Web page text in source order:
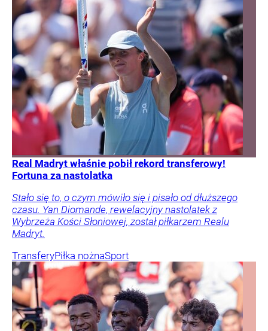
Real Madryt właśnie pobił rekord transferowy!
Fortuna za nastolatka
Stało się to, o czym mówiło się i pisało od dłuższego
czasu. Yan Diomande, rewelacyjny nastolatek z
Wybrzeża Kości Słoniowej, został piłkarzem Realu
Madryt.
TransferyPiłka nożnaSport